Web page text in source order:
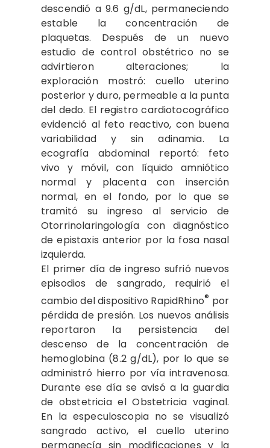
descendió a 9.6 g/dL, permaneciendo
estable la concentración de
plaquetas. Después de un nuevo
estudio de control obstétrico no se
advirtieron alteraciones; la
exploración mostró: cuello uterino
posterior y duro, permeable a la punta
del dedo. El registro cardiotocográfico
evidenció al feto reactivo, con buena
variabilidad y sin adinamia. La
ecografía abdominal reportó: feto
vivo y móvil, con líquido amniótico
normal y placenta con inserción
normal, en el fondo, por lo que se
tramitó su ingreso al servicio de
Otorrinolaringología con diagnóstico
de epistaxis anterior por la fosa nasal
izquierda.
El primer día de ingreso sufrió nuevos
episodios de sangrado, requirió el
cambio del dispositivo RapidRhino® por
pérdida de presión. Los nuevos análisis
reportaron la persistencia del
descenso de la concentración de
hemoglobina (8.2 g/dL), por lo que se
administró hierro por vía intravenosa.
Durante ese día se avisó a la guardia
de obstetricia el Obstetricia vaginal.
En la especuloscopia no se visualizó
sangrado activo, el cuello uterino